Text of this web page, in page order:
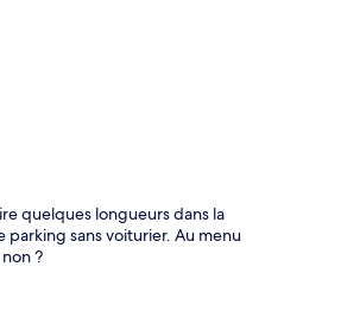
quelques longueurs dans la
sans voiturier. Au menu
?